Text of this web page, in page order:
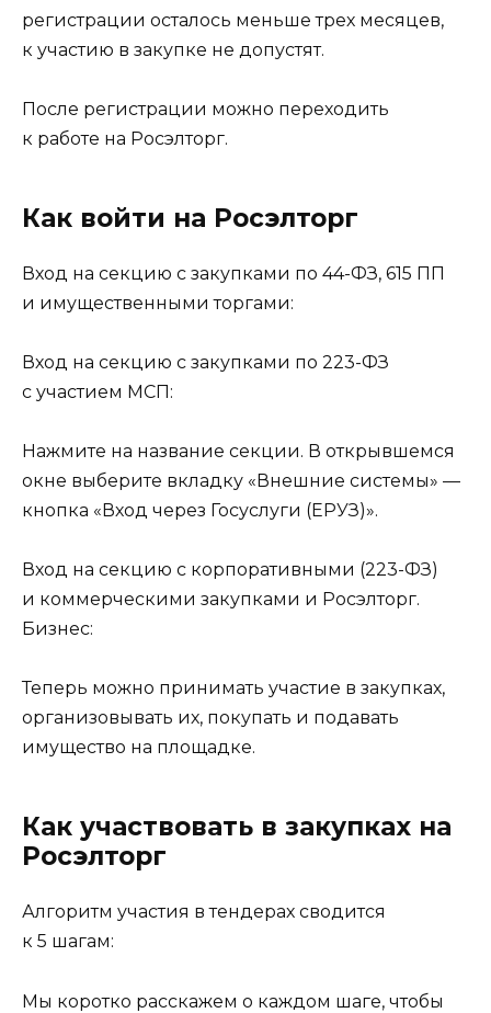
регистрации осталось меньше трех месяцев,
к участию в закупке не допустят.
После регистрации можно переходить
к работе на Росэлторг.
Как войти на Росэлторг
Вход на секцию с закупками по 44-ФЗ, 615 ПП
и имущественными торгами:
Вход на секцию с закупками по 223-ФЗ
с участием МСП:
Нажмите на название секции. В открывшемся
окне выберите вкладку «Внешние системы» —
кнопка «Вход через Госуслуги (ЕРУЗ)».
Вход на секцию с корпоративными (223-ФЗ)
и коммерческими закупками и Росэлторг.
Бизнес:
Теперь можно принимать участие в закупках,
организовывать их, покупать и подавать
имущество на площадке.
Как участвовать в закупках на
Росэлторг
Алгоритм участия в тендерах сводится
к 5 шагам:
Мы коротко расскажем о каждом шаге, чтобы